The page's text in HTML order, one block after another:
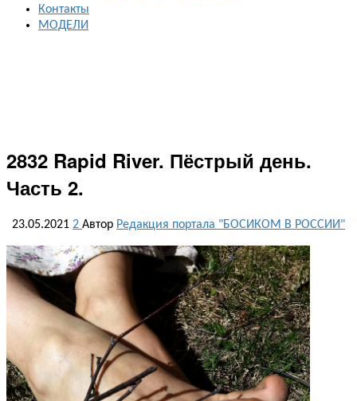
Контакты
МОДЕЛИ
2832 Rapid River. Пёстрый день.
Часть 2.
23.05.2021 2 Автор Редакция портала "БОСИКОМ В РОССИИ"